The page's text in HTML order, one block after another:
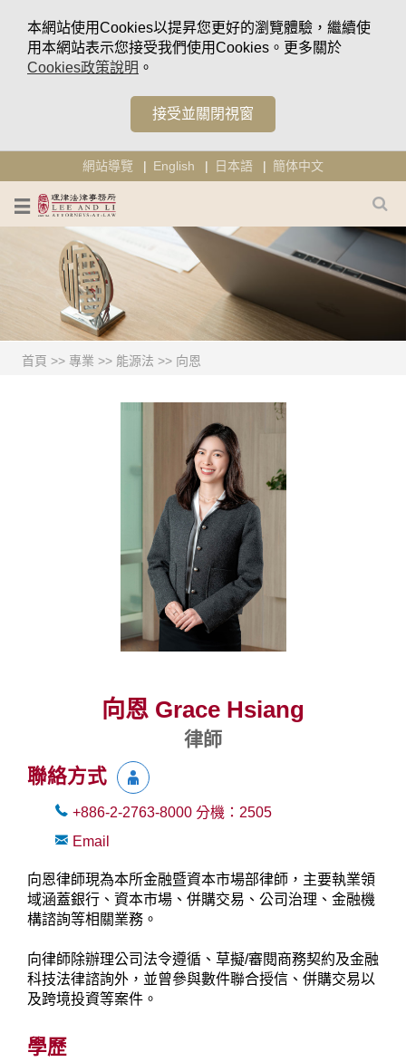
本網站使用Cookies以提昇您更好的瀏覽體驗，繼續使
用本網站表示您接受我們使用Cookies。更多關於
Cookies政策說明 。
接受並關閉視窗
網站導覽 English 日本語 簡体中文
首頁 >> 專業 >> 能源法 >> 向恩
向恩 Grace Hsiang
律師
聯絡方式
+886-2-2763-8000 分機： 2505
Email
向恩律師現為本所金融暨資本市場部律師，主要執業領
域涵蓋銀行、資本市場、併購交易、公司治理、金融機
構諮詢等相關業務。
向律師除辦理公司法令遵循、草擬/審閱商務契約及金融
科技法律諮詢外，並曾參與數件聯合授信、併購交易以
及跨境投資等案件。
學歷